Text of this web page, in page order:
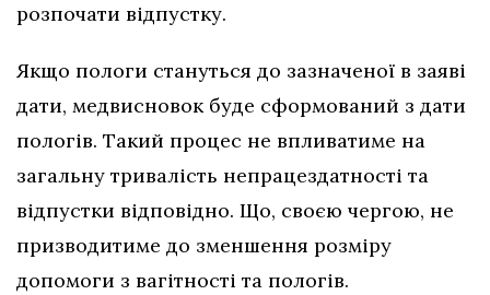
розпочати відпустку.
Якщо пологи стануться до зазначеної в заяві
дати, медвисновок буде сформований з дати
пологів. Такий процес не впливатиме на
загальну тривалість непрацездатності та
відпустки відповідно. Що, своєю чергою, не
призводитиме до зменшення розміру
допомоги з вагітності та пологів.